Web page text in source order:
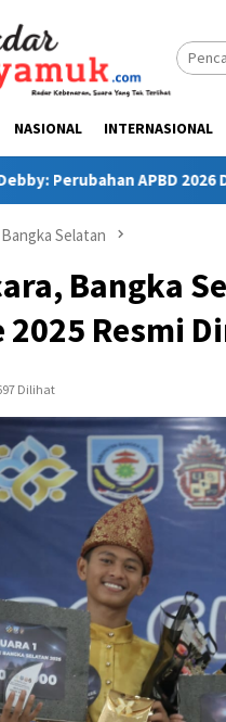
NASIONAL INTERNASIONAL
Disusun Sesuai
Bangka Selatan
Bangka
2025 Resmi
Dilihat